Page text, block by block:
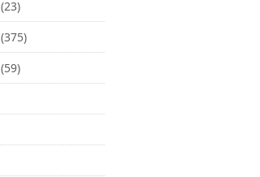
(23)
(375)
(59)